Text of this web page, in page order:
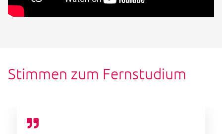
Stimmen zum Fernstudium